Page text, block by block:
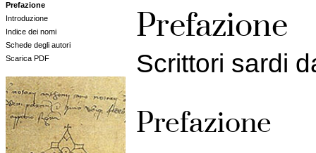
Prefazione
Introduzione
Indice dei nomi
Schede degli autori
Scarica PDF
Prefazione
Scrittori sardi
Prefazione